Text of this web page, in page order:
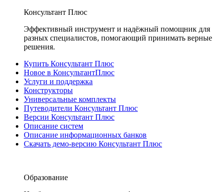
Консультант Плюс
Эффективный инструмент и надёжный помощник для
разных специалистов, помогающий принимать верные
решения.
Купить Консультант Плюс
Новое в КонсультантПлюс
Услуги и поддержка
Конструкторы
Универсальные комплекты
Путеводители Консультант Плюс
Версии Консультант Плюс
Описание систем
Описание информационных банков
Скачать демо-версию Консультант Плюс
Образование